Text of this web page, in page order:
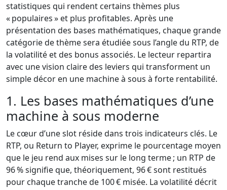
statistiques qui rendent certains thèmes plus
« populaires » et plus profitables. Après une
présentation des bases mathématiques, chaque grande
catégorie de thème sera étudiée sous l’angle du RTP, de
la volatilité et des bonus associés. Le lecteur repartira
avec une vision claire des leviers qui transforment un
simple décor en une machine à sous à forte rentabilité.
1. Les bases mathématiques d’une
machine à sous moderne
Le cœur d’une slot réside dans trois indicateurs clés. Le
RTP, ou Return to Player, exprime le pourcentage moyen
que le jeu rend aux mises sur le long terme ; un RTP de
96 % signifie que, théoriquement, 96 € sont restitués
pour chaque tranche de 100 € misée. La volatilité décrit